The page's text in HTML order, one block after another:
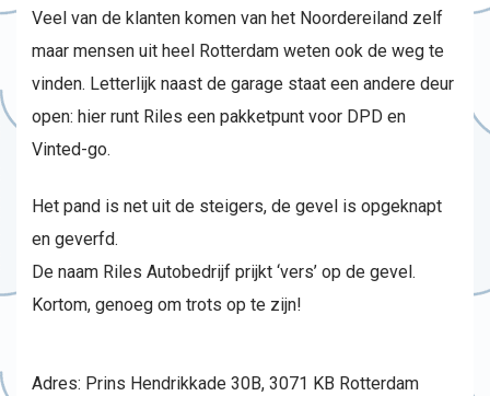
Veel van de klanten komen van het Noordereiland zelf
maar mensen uit heel Rotterdam weten ook de weg te
vinden. Letterlijk naast de garage staat een andere deur
open: hier runt Riles een pakketpunt voor DPD en
Vinted-go.
Het pand is net uit de steigers, de gevel is opgeknapt
en geverfd.
De naam Riles Autobedrijf prijkt ‘vers’ op de gevel.
Kortom, genoeg om trots op te zijn!
Adres: Prins Hendrikkade 30B, 3071 KB Rotterdam